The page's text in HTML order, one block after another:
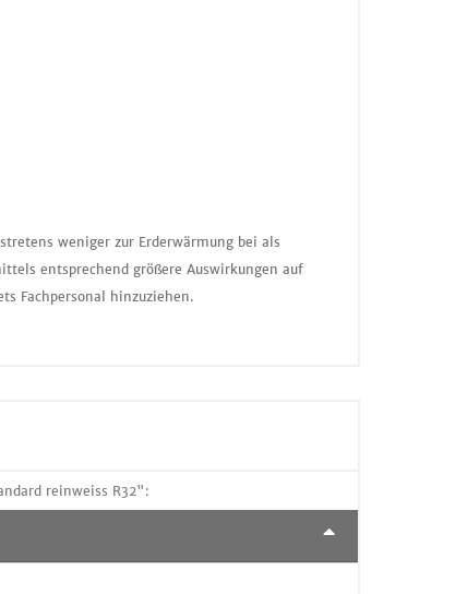
weniger zur Erderwärmung bei als
entsprechend größere Auswirkungen auf
Fachpersonal hinzuziehen.
reinweiss R32":